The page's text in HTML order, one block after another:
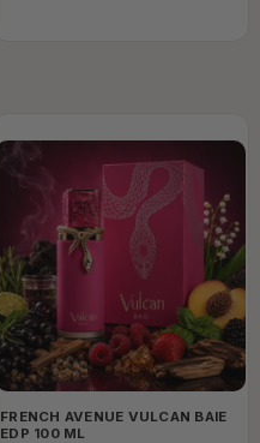
FRENCH AVENUE VULCAN BAIE
EDP 100 ML